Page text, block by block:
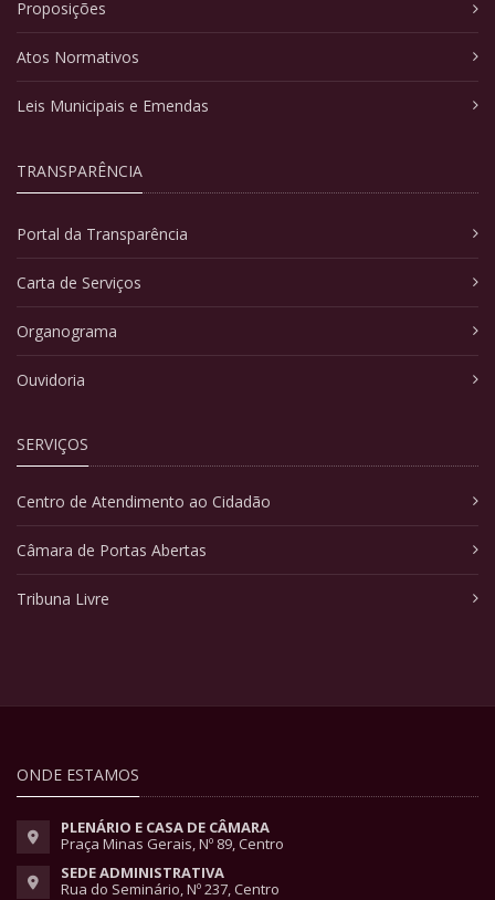
Proposições
Atos Normativos
Leis Municipais e Emendas
TRANSPARÊNCIA
Portal da Transparência
Carta de Serviços
Organograma
Ouvidoria
SERVIÇOS
Centro de Atendimento ao Cidadão
Câmara de Portas Abertas
Tribuna Livre
ONDE ESTAMOS
PLENÁRIO E CASA DE CÂMARA
Praça Minas Gerais, Nº 89, Centro
SEDE ADMINISTRATIVA
Rua do Seminário, Nº 237, Centro